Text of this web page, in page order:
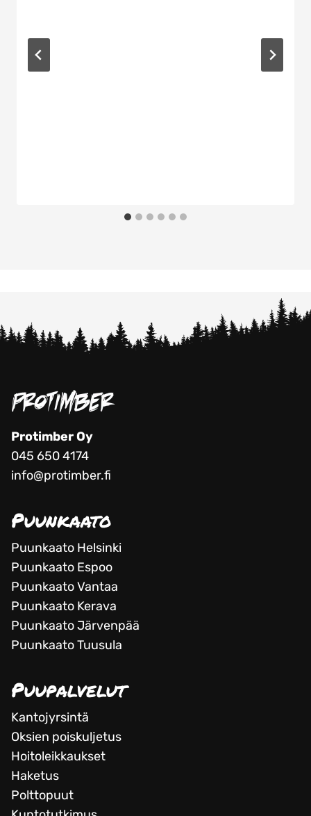
Protimber Oy
045 650 4174
info@protimber.fi
Puunkaato
Puunkaato Helsinki
Puunkaato Espoo
Puunkaato Vantaa
Puunkaato Kerava
Puunkaato Järvenpää
Puunkaato Tuusula
Puupalvelut
Kantojyrsintä
Oksien poiskuljetus
Hoitoleikkaukset
Haketus
Polttopuut